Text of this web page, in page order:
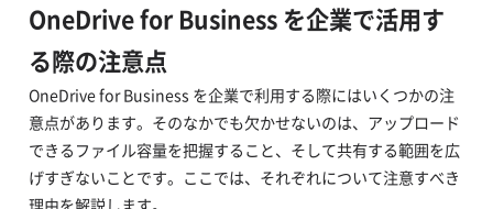
OneDrive for Business を企業で活用す
る際の注意点
OneDrive for Business を企業で利用する際にはいくつかの注
意点があります。そのなかでも欠かせないのは、アップロード
できるファイル容量を把握すること、そして共有する範囲を広
げすぎないことです。ここでは、それぞれについて注意すべき